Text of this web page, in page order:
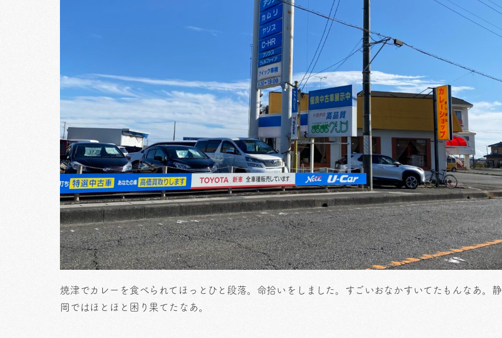
焼津でカレーを食べられてほっとひと段落。命拾いをしました。すごいおなかすいてたもんなあ。静
岡ではほとほと困り果てたなあ。